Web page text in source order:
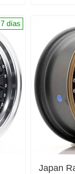
7 días
Japan